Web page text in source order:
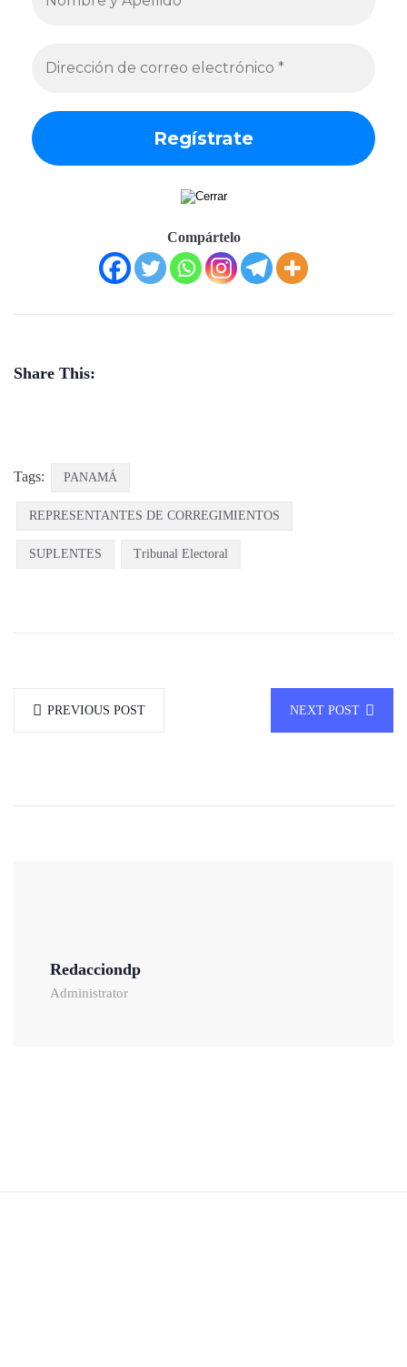
Compártelo
Share This:
Tags: PANAMÁ
REPRESENTANTES DE CORREGIMIENTOS
SUPLENTES Tribunal Electoral
PREVIOUS POST NEXT POST
Redacciondp
Administrator